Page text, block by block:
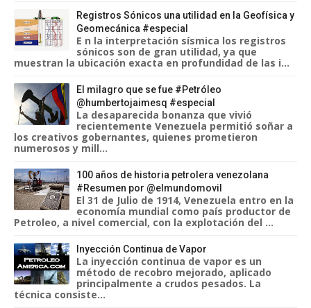
Registros Sónicos una utilidad en la Geofísica y
Geomecánica #especial
E n la interpretación sísmica los registros
sónicos son de gran utilidad, ya que
muestran la ubicación exacta en profundidad de las i...
El milagro que se fue #Petróleo
@humbertojaimesq #especial
La desaparecida bonanza que vivió
recientemente Venezuela permitió soñar a
los creativos gobernantes, quienes prometieron
numerosos y mill...
100 años de historia petrolera venezolana
#Resumen por @elmundomovil
El 31 de Julio de 1914, Venezuela entro en la
economía mundial como país productor de
Petroleo, a nivel comercial, con la explotación del ...
Inyección Continua de Vapor
La inyección continua de vapor es un
método de recobro mejorado, aplicado
principalmente a crudos pesados. La
técnica consiste...